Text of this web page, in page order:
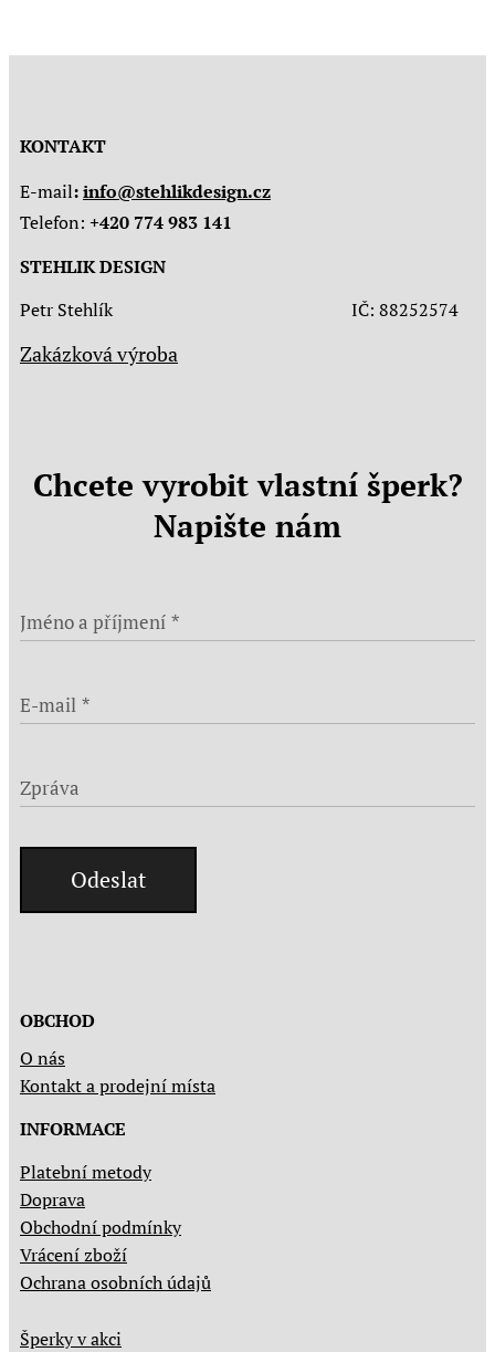
KONTAKT
E-mail:info@stehlikdesign.cz
Telefon: +420 774 983 141
STEHLIK DESIGN
Petr Stehlík IČ: 88252574
Zakázková výroba
Chcete vyrobit vlastní šperk?
Napište nám
Jméno a příjmení
E-mail
Zpráva
Odeslat
OBCHOD
O nás
Kontakt a prodejní místa
INFORMACE
Platební metody
Doprava
Obchodní podmínky
Vrácení zboží
Ochrana osobních údajů
Šperky v akci